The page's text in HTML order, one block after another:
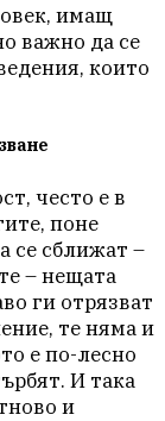
имащ
важно да се
които
често е в
поне
се сближат –
– нещата
ги отрязват
те няма и
е по-лесно
И така
и